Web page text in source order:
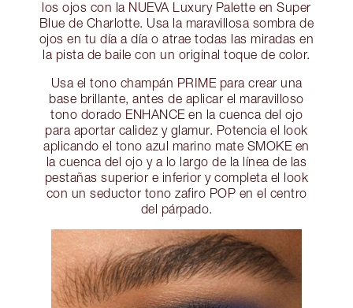
los ojos con la NUEVA Luxury Palette en Super
Blue de Charlotte. Usa la maravillosa sombra de
ojos en tu día a día o atrae todas las miradas en
la pista de baile con un original toque de color.
Usa el tono champán PRIME para crear una
base brillante, antes de aplicar el maravilloso
tono dorado ENHANCE en la cuenca del ojo
para aportar calidez y glamur. Potencia el look
aplicando el tono azul marino mate SMOKE en
la cuenca del ojo y a lo largo de la línea de las
pestañas superior e inferior y completa el look
con un seductor tono zafiro POP en el centro
del párpado.